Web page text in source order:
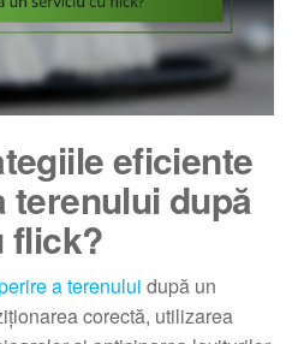
eficiente
terenului după
flick?
a terenului după un
corectă, utilizarea